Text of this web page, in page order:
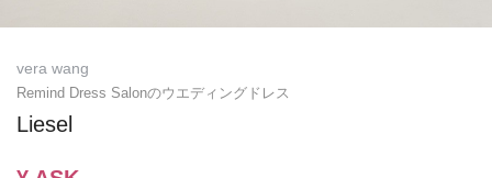
vera wang
Remind Dress Salonのウエディングドレス
Liesel